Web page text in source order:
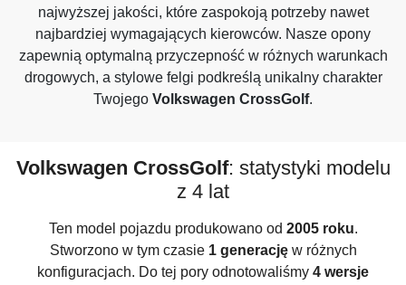
najwyższej jakości, które zaspokoją potrzeby nawet
najbardziej wymagających kierowców. Nasze opony
zapewnią optymalną przyczepność w różnych warunkach
drogowych, a stylowe felgi podkreślą unikalny charakter
Twojego Volkswagen CrossGolf.
Volkswagen CrossGolf: statystyki modelu
z 4 lat
Ten model pojazdu produkowano od 2005 roku.
Stworzono w tym czasie 1 generacjęw różnych
konfiguracjach. Do tej pory odnotowaliśmy 4 wersje